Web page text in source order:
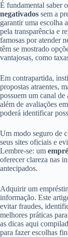
É fundamental saber
negativados sem a
garantir uma escolha
pela transparência e
famosas por atender
têm se mostrado
vantajosas, como
Em contrapartida,
propostas atraentes,
possuem um canal
além de avaliações
poderá identificar
Um modo seguro de
seus sites oficiais e
Lembre-se: um
oferecer clareza nas
antecipados.
Adquirir um
informação. Este
evitar fraudes,
melhores práticas
as dicas aqui
para fazer escolhas